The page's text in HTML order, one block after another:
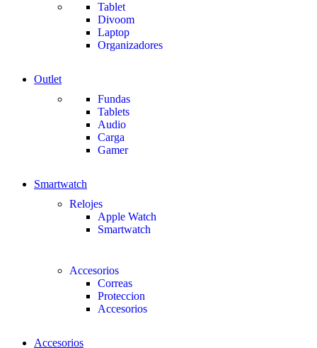
Tablet
Divoom
Laptop
Organizadores
Outlet
Fundas
Tablets
Audio
Carga
Gamer
Smartwatch
Relojes
Apple Watch
Smartwatch
Accesorios
Correas
Proteccion
Accesorios
Accesorios